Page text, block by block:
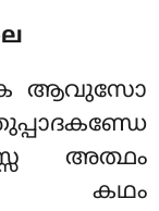
ആവുസോ
അത്ഥം
കഥം